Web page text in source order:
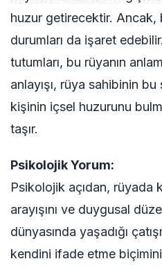
huzur getirecektir. Ancak,
durumları da işaret
tutumları, bu rüyanın
anlayışı, rüya sahibinin
kişinin içsel huzurunu
taşır.
Psikolojik Yorum:
Psikolojik açıdan, rüyada
arayışını ve duygusal
dünyasında yaşadığı
kendini ifade etme